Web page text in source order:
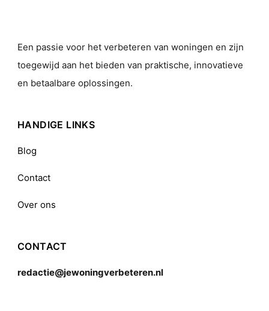
Een passie voor het verbeteren van woningen en zijn
toegewijd aan het bieden van praktische, innovatieve
en betaalbare oplossingen.
HANDIGE LINKS
Blog
Contact
Over ons
CONTACT
redactie@jewoningverbeteren.nl